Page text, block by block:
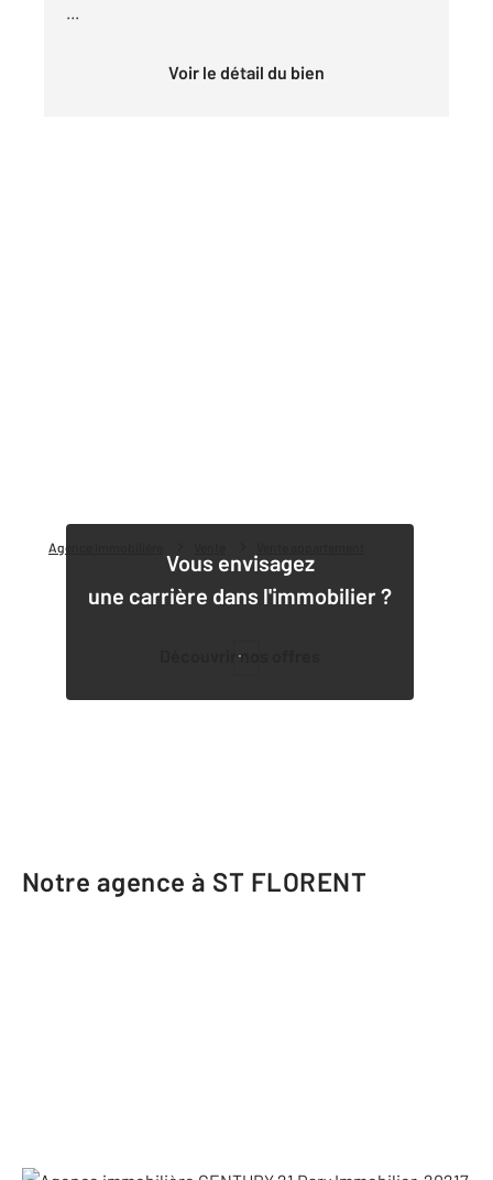
Agence immobilière
...
Voir le détail du bien
Vous envisagez
une carrière dans l'immobilier ?
Découvrir nos offres
Notre agence à ST FLORENT